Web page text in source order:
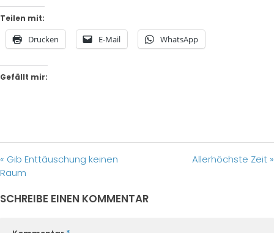
Teilen mit:
Drucken E-Mail WhatsApp
Gefällt mir:
« Gib Enttäuschung keinen
Raum
Allerhöchste Zeit »
SCHREIBE EINEN KOMMENTAR